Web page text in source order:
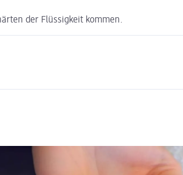
der Flüssigkeit kommen.